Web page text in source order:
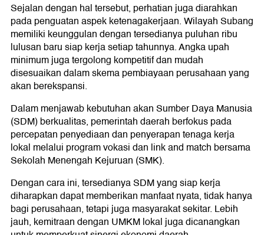
Sejalan dengan hal tersebut, perhatian juga diarahkan
pada penguatan aspek ketenagakerjaan. Wilayah Subang
memiliki keunggulan dengan tersedianya puluhan ribu
lulusan baru siap kerja setiap tahunnya. Angka upah
minimum juga tergolong kompetitif dan mudah
disesuaikan dalam skema pembiayaan perusahaan yang
akan berekspansi.
Dalam menjawab kebutuhan akan Sumber Daya Manusia
(SDM) berkualitas, pemerintah daerah berfokus pada
percepatan penyediaan dan penyerapan tenaga kerja
lokal melalui program vokasi dan link and match bersama
Sekolah Menengah Kejuruan (SMK).
Dengan cara ini, tersedianya SDM yang siap kerja
diharapkan dapat memberikan manfaat nyata, tidak hanya
bagi perusahaan, tetapi juga masyarakat sekitar. Lebih
jauh, kemitraan dengan UMKM lokal juga dicanangkan